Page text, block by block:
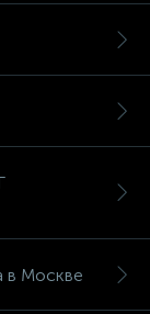
в Москве